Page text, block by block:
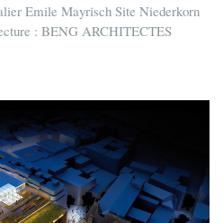
Emile Mayrisch Site Niederkorn
: BENG ARCHITECTES